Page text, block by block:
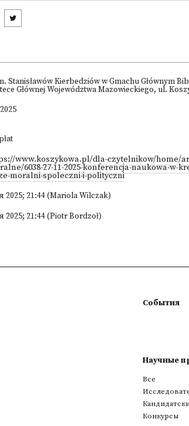
Stanisławów Kierbedziów w Gmachu Głównym
Głównej Województwa Mazowieckiego, ul.
www.koszykowa.pl/dla-czytelnikow/home/
6038-27-11-2025-konferencja-naukowa-w-
moralni-spoleczni-i-polityczni
2025; 21:44 (Mariola Wilczak)
2025; 21:44 (Piotr Bordzoł)
События
Научные
Все
Конкурсы